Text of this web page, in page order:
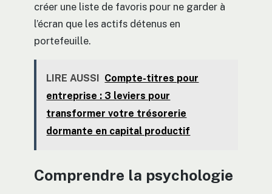
créer une liste de favoris pour ne garder à
l’écran que les actifs détenus en
portefeuille.
LIRE AUSSI Compte-titres pour
entreprise : 3 leviers pour
transformer votre trésorerie
dormante en capital productif
Comprendre la psychologie